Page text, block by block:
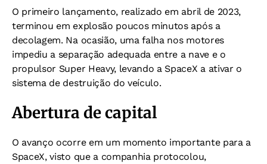
O primeiro lançamento, realizado em abril de 2023,
terminou em explosão poucos minutos após a
decolagem. Na ocasião, uma falha nos motores
impediu a separação adequada entre a nave e o
propulsor Super Heavy, levando a SpaceX a ativar o
sistema de destruição do veículo.
Abertura de capital
O avanço ocorre em um momento importante para a
SpaceX, visto que a companhia protocolou,